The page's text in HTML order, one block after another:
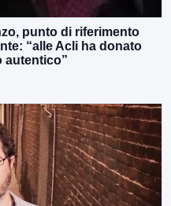
punto di riferimento
“alle Acli ha donato
autentico”